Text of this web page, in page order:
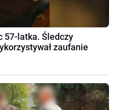
57-latka. Śledczy
zaufanie